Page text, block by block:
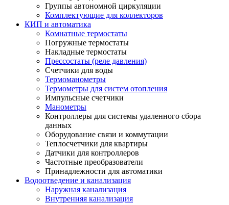
Группы автономной циркуляции
Комплектующие для коллекторов
КИП и автоматика
Комнатные термостаты
Погружные термостаты
Накладные термостаты
Прессостаты (реле давления)
Счетчики для воды
Термоманометры
Термометры для систем отопления
Импульсные счетчики
Манометры
Контроллеры для системы удаленного сбора
данных
Оборудование связи и коммутации
Теплосчетчики для квартиры
Датчики для контроллеров
Частотные преобразователи
Принадлежности для автоматики
Водоотведение и канализация
Наружная канализация
Внутренняя канализация